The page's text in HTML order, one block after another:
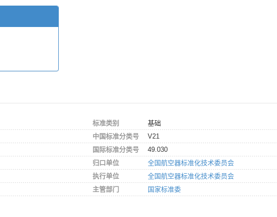
标准类别
基础
中国标准分类号
V21
国际标准分类号
49.030
归口单位
全国航空器标准化技术委员会
执行单位
全国航空器标准化技术委员会
主管部门
国家标准委